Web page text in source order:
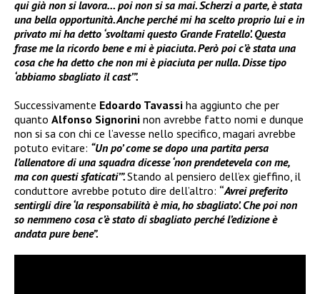
qui già non si lavora… poi non si sa mai. Scherzi a parte, è stata
una bella opportunità. Anche perché mi ha scelto proprio lui e in
privato mi ha detto ‘svoltami questo Grande Fratello’. Questa
frase me la ricordo bene e mi è piaciuta. Però poi c’è stata una
cosa che ha detto che non mi è piaciuta per nulla. Disse tipo
‘abbiamo sbagliato il cast’”.
Successivamente Edoardo Tavassi ha aggiunto che per
quanto Alfonso Signorini non avrebbe fatto nomi e dunque
non si sa con chi ce l’avesse nello specifico, magari avrebbe
potuto evitare: “Un po’ come se dopo una partita persa
l’allenatore di una squadra dicesse ‘non prendetevela con me,
ma con questi sfaticati’”.Stando al pensiero dell’ex gieffino, il
conduttore avrebbe potuto dire dell’altro: “Avrei preferito
sentirgli dire ‘la responsabilità è mia, ho sbagliato’. Che poi non
so nemmeno cosa c’è stato di sbagliato perché l’edizione è
andata pure bene”.